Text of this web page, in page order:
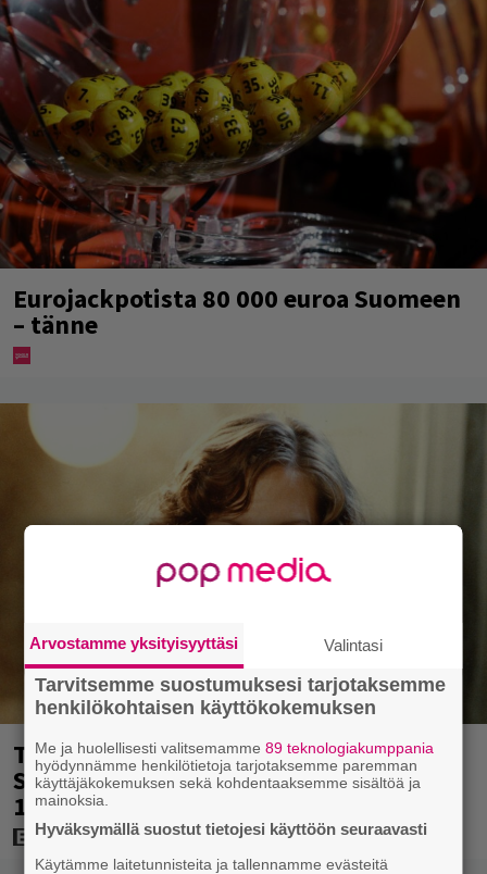
Eurojackpotista 80 000 euroa Suomeen
– tänne
Tänän tv:ssä: Esko Salminen ja Satu
Silvo tekevät hienot pääroolit vuoden
1984 menestyselokuvassa
Arvostamme yksityisyyttäsi Valintasi
Tarvitsemme suostumuksesi tarjotaksemme
henkilökohtaisen käyttökokemuksen
Me ja huolellisesti valitsemamme89 teknologiakumppania
hyödynnämme henkilötietoja tarjotaksemme paremman
käyttäjäkokemuksen sekä kohdentaaksemme sisältöä ja
mainoksia.
Hyväksymällä suostut tietojesi käyttöön seuraavasti
Käytämme laitetunnisteita ja tallennamme evästeitä